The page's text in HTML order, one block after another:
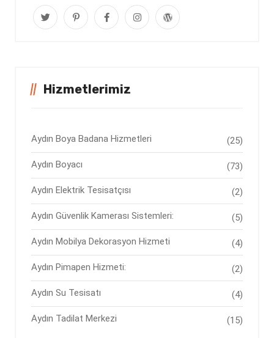
Hizmetlerimiz
Aydın Boya Badana Hizmetleri (25)
Aydın Boyacı (73)
Aydın Elektrik Tesisatçısı (2)
Aydın Güvenlik Kamerası Sistemleri: (5)
Aydın Mobilya Dekorasyon Hizmeti (4)
Aydın Pimapen Hizmeti: (2)
Aydın Su Tesisatı (4)
Aydın Tadilat Merkezi (15)